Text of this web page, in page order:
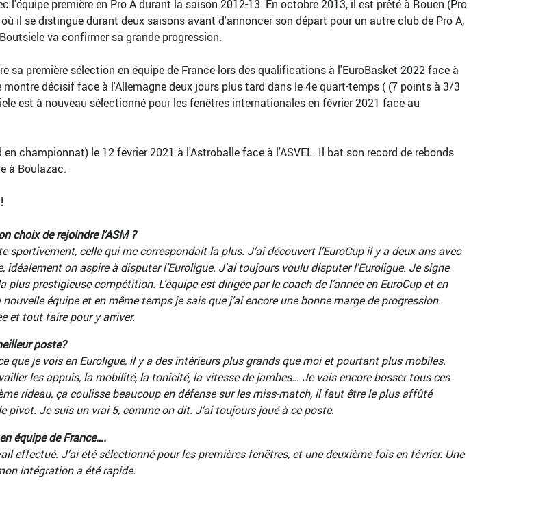
l'équipe première en Pro A durant la saison 2012-13. En octobre 2013, il est prêté à Rouen (Pro
il se distingue durant deux saisons avant d'annoncer son départ pour un autre club de Pro A,
va confirmer sa grande progression.
sa première sélection en équipe de France lors des qualifications à l'EuroBasket 2022 face à
décisif face à l'Allemagne deux jours plus tard dans le 4e quart-temps ( (7 points à 3/3
est à nouveau sélectionné pour les fenêtres internationales en février 2021 face au
championnat) le 12 février 2021 à l'Astroballe face à l'ASVEL. Il bat son record de rebonds
à Boulazac.
choix de rejoindre l’ASM ?
celle qui me correspondait la plus. J’ai découvert l’EuroCup il y a deux ans avec
idéalement on aspire à disputer l’Euroligue. J'ai toujours voulu disputer l'Euroligue. Je signe
prestigieuse compétition. L’équipe est dirigée par le coach de l’année en EuroCup et en
équipe et en même temps je sais que j’ai encore une bonne marge de progression.
et tout faire pour y arriver.
poste?
que je vois en Euroligue, il y a des intérieurs plus grands que moi et pourtant plus mobiles.
les appuis, la mobilité, la tonicité, la vitesse de jambes… Je vais encore bosser tous ces
rideau, ça coulisse beaucoup en défense sur les miss-match, il faut être le plus affûté
pivot. Je suis un vrai 5, comme on dit. J’ai toujours joué à ce poste.
équipe de France….
effectué. J’ai été sélectionné pour les premières fenêtres, et une deuxième fois en février. Une
intégration a été rapide.